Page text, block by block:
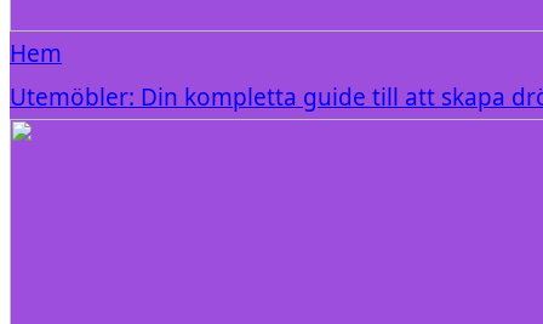
Hem
Utemöbler: Din kompletta guide till att skapa